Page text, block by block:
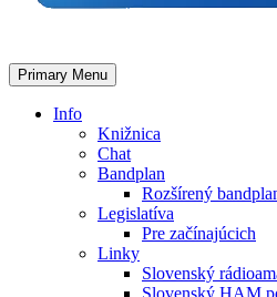
Primary Menu
Info
Knižnica
Chat
Bandplan
Rozšírený
Legislatíva
Pre začínajúcich
Linky
Slovenský
Slovenský HAM